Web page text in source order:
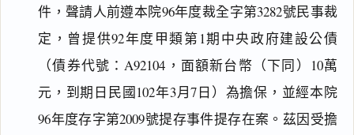
件，聲請人前遵本院96年度裁全字第3282號民事裁
定，曾提供92年度甲類第1期中央政府建設公債
（債券代號：A92104，面額新台幣（下同）10萬
元，到期日民國102年3月7日）為擔保，並經本院
96年度存字第2009號提存事件提存在案。茲因受擔